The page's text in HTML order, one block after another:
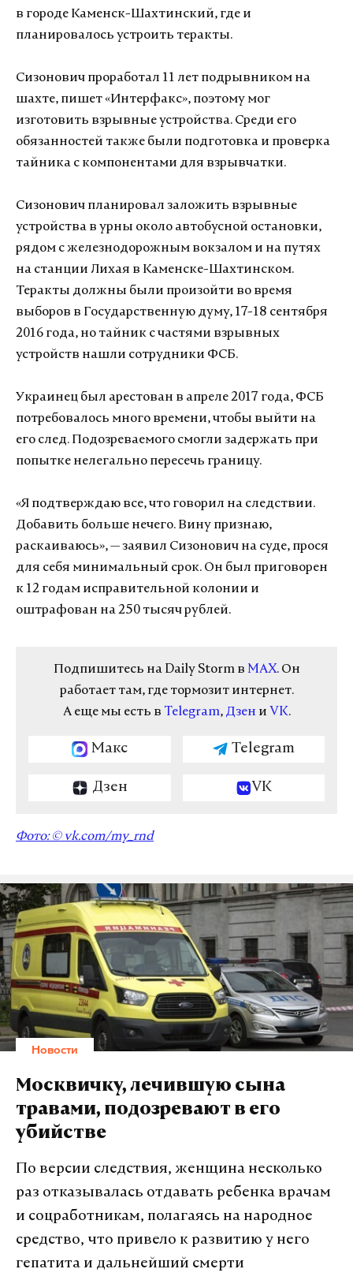
в городе Каменск-Шахтинский, где и
планировалось устроить теракты.
Сизонович проработал 11 лет подрывником на
шахте, пишет «Интерфакс», поэтому мог
изготовить взрывные устройства. Среди его
обязанностей также были подготовка и проверка
тайника с компонентами для взрывчатки.
Сизонович планировал заложить взрывные
устройства в урны около автобусной остановки,
рядом с железнодорожным вокзалом и на путях
на станции Лихая в Каменске-Шахтинском.
Теракты должны были произойти во время
выборов в Государственную думу, 17-18 сентября
2016 года, но тайник с частями взрывных
устройств нашли сотрудники ФСБ.
Украинец был арестован в апреле 2017 года, ФСБ
потребовалось много времени, чтобы выйти на
его след. Подозреваемого смогли задержать при
попытке нелегально пересечь границу.
«Я подтверждаю все, что говорил на следствии.
Добавить больше нечего. Вину признаю,
раскаиваюсь», — заявил Сизонович на суде, прося
для себя минимальный срок. Он был приговорен
к 12 годам исправительной колонии и
оштрафован на 250 тысяч рублей.
Подпишитесь на Daily Storm в MAX. Он
работает там, где тормозит интернет.
А еще мы есть в Telegram, Дзен и VK.
Макс Telegram
Дзен VK
Фото: © vk.com/my_rnd
Новости
Москвичку, лечившую сына
травами, подозревают в его
убийстве
По версии следствия, женщина несколько
раз отказывалась отдавать ребенка врачам
и соцработникам, полагаясь на народное
средство, что привело к развитию у него
гепатита и дальнейший смерти